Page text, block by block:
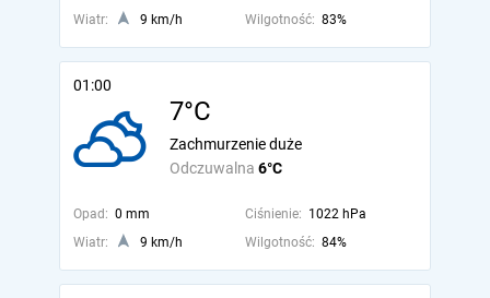
Wiatr:
9 km/h Wilgotność: 83%
01:00
7°C
Odczuwalna 6°C
Zachmurzenie duże
Opad: 0 mm Ciśnienie: 1022 hPa
Wiatr:
9 km/h Wilgotność: 84%